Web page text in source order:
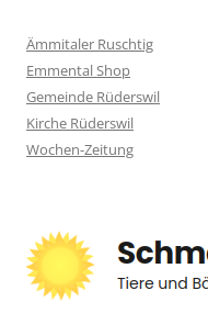
Ämmitaler Ruschtig
Emmental Shop
Gemeinde Rüderswil
Kirche Rüderswil
Wochen-Zeitung